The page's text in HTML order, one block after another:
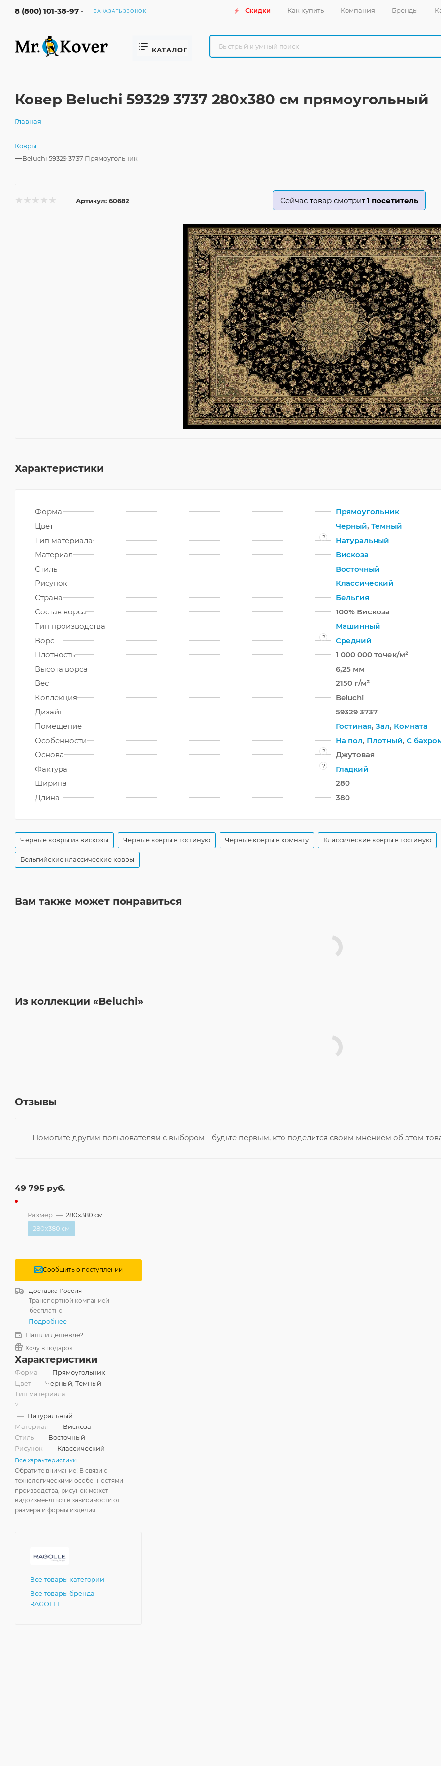
8 (800) 101-38-97 ЗАКАЗАТЬ ЗВОНОК Скидки Как купить Компания Бренды
КАТАЛОГ
Ковер Beluchi 59329 3737 280x380 см прямоугольный
Главная
—
Ковры
—Beluchi 59329 3737 Прямоугольник
Артикул: 60682 Сейчас товар смотрит1 посетитель
Характеристики
Форма
Прямоугольник
Цвет
Черный, Темный
Тип материала
?
Натуральный
Материал
Вискоза
Стиль
Восточный
Рисунок
Классический
Страна
Бельгия
Состав ворса
100% Вискоза
Тип производства
Машинный
Ворс
?
Средний
Плотность
1 000 000 точек/м²
Высота ворса
6,25 мм
Вес
2150 г/м²
Коллекция
Beluchi
Дизайн
59329 3737
Помещение
Гостиная, Зал, Комната
Особенности
На пол, Плотный, С
Основа
?
Джутовая
Фактура
?
Гладкий
Ширина
280
Длина
380
Черные ковры из вискозы Черные ковры в гостиную Черные ковры в комнату Классические ковры в гостиную
Бельгийские классические ковры
Вам также может понравиться
Из коллекции «Beluchi»
Отзывы
Помогите другим пользователям с выбором - будьте первым, кто поделится своим мнением об этом
49 795 руб.
Размер — 280x380 см
280x380 см
Сообщить о поступлении
Доставка Россия
Транспортной компанией —
бесплатно
Подробнее
Нашли дешевле?
Хочу в подарок
Характеристики
Форма — Прямоугольник
Цвет — Черный, Темный
Тип материала
?
— Натуральный
Материал — Вискоза
Стиль — Восточный
Рисунок — Классический
Все характеристики
Обратите внимание! В связи с
технологическими особенностями
производства, рисунок может
видоизменяться в зависимости от
размера и формы изделия.
Все товары категории
Все товары бренда
RAGOLLE